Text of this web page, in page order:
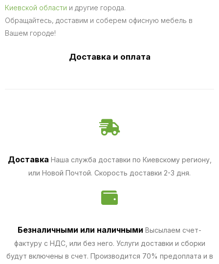
Киевской области и другие города.
Обращайтесь, доставим и соберем офисную мебель в
Вашем городе!
Доставка и оплата
Доставка Наша служба доставки по Киевскому региону,
или Новой Почтой. Скорость доставки 2-3 дня.
Безналичными или наличными Высылаем счет-
фактуру с НДС, или без него. Услуги доставки и сборки
будут включены в счет. Производится 70% предоплата и в